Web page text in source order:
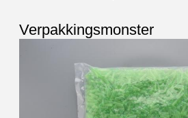
Verpakkingsmonster